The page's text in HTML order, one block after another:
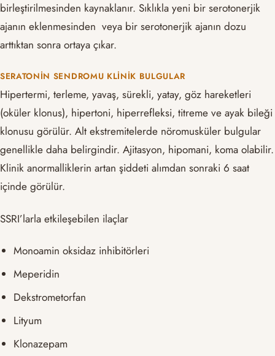
birleştirilmesinden kaynaklanır. Sıklıkla yeni bir serotonerjik
ajanın eklenmesinden veya bir serotonerjik ajanın dozu
arttıktan sonra ortaya çıkar.
SERATONIN SENDROMU KLINIK BULGULAR
Hipertermi, terleme, yavaş, sürekli, yatay, göz hareketleri
(oküler klonus), hipertoni, hiperrefleksi, titreme ve ayak bileği
klonusu görülür. Alt ekstremitelerde nöromusküler bulgular
genellikle daha belirgindir. Ajitasyon, hipomani, koma olabilir.
Klinik anormalliklerin artan şiddeti alımdan sonraki 6 saat
içinde görülür.
SSRI’larla etkileşebilen ilaçlar
Monoamin oksidaz inhibitörleri
Meperidin
Dekstrometorfan
Lityum
Klonazepam